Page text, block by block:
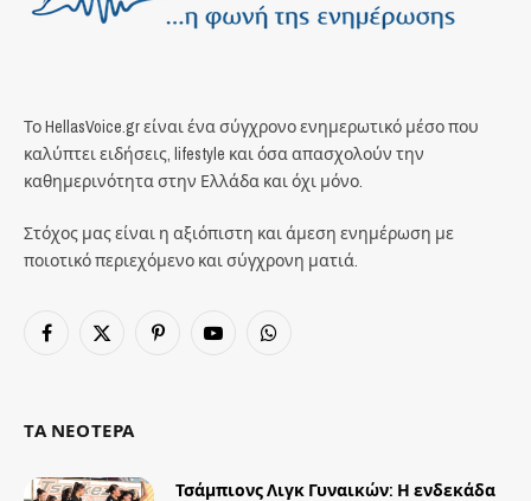
Το HellasVoice.gr είναι ένα σύγχρονο ενημερωτικό μέσο που
καλύπτει ειδήσεις, lifestyle και όσα απασχολούν την
καθημερινότητα στην Ελλάδα και όχι μόνο.
Στόχος μας είναι η αξιόπιστη και άμεση ενημέρωση με
ποιοτικό περιεχόμενο και σύγχρονη ματιά.
Facebook
X
PinterestYouTubeWhatsApp
ΤΑ ΝΕΟΤΕΡΑ
Τσάμπιονς Λιγκ Γυναικών: Η ενδεκάδα